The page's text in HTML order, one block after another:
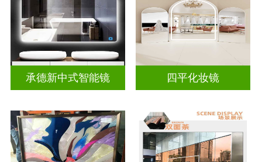
承德新中式智能镜 四平化妆镜